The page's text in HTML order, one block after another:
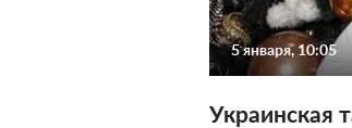
5 января, 10:05
Украинская